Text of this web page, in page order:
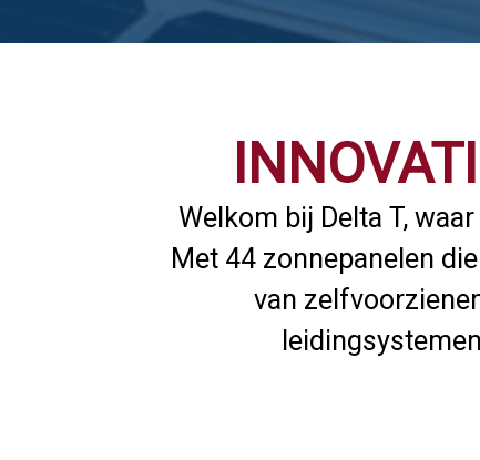
Welkom bij Delta T,
Met 44 zonnepanelen
van